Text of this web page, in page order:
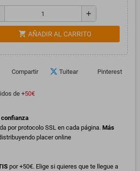
add
shopping_cart AÑADIR AL CARRITO
Compartir Tuitear Pinterest
de +50€
confianza
por protocolo SSL en cada página. Más
placer online
por +50€. Elige si quieres que te llegue a